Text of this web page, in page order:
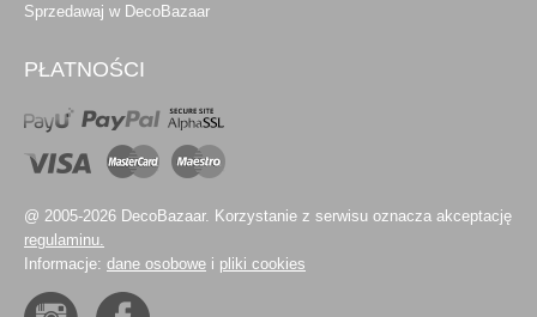
Sprzedawaj w DecoBazaar
PŁATNOŚCI
@ 2005-2026 DecoBazaar. Korzystanie z serwisu oznacza akceptację
regulaminu.
Informacje: dane osobowe i pliki cookies